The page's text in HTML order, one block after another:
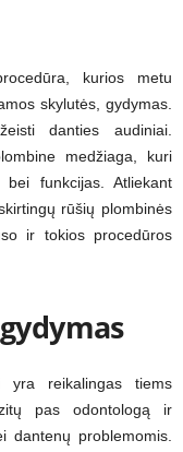
kurios metu
skylutės, gydymas.
danties audiniai.
medžiaga, kuri
funkcijas. Atliekant
rūšių plombinės
ir tokios procedūros
yra reikalingas tiems
pas odontologą ir
dantenų problemomis.